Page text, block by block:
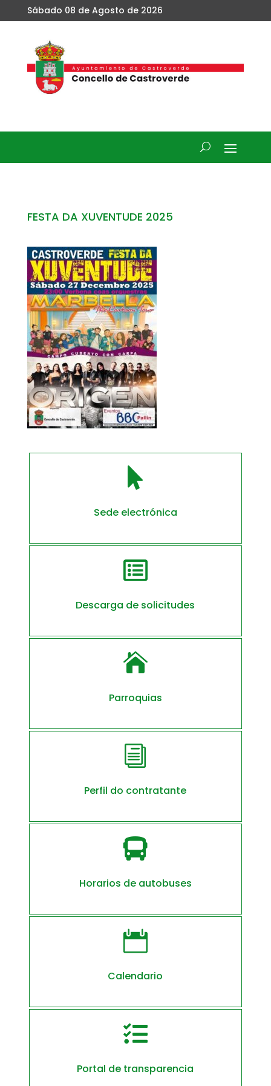
Sábado 08 de Agosto de 2026
FESTA DA XUVENTUDE 2025

Sede electrónica

Descarga de solicitudes

Parroquias
i
Perfil do contratante

Horarios de autobuses

Calendario

Portal de transparencia